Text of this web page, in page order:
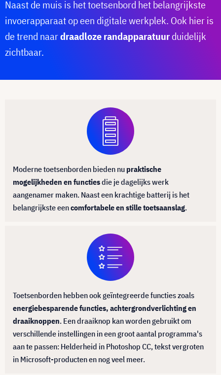
Naast de muis is het toetsenbord het belangrijkste
invoerapparaat op een digitale werkplek. Ook hier is
de trend naardraadloze randapparatuurduidelijk
zichtbaar.
Moderne toetsenborden bieden nu praktische
mogelijkheden en functiesdie je dagelijks werk
aangenamer maken. Naast een krachtige batterij is het
belangrijkste eencomfortabele en stille toetsaanslag.
Toetsenborden hebben ook geïntegreerde functies zoals
energiebesparende functies, achtergrondverlichting en
draaiknoppen. Een draaiknop kan worden gebruikt om
verschillende instellingen in een groot aantal programma's
aan te passen: Helderheid in Photoshop CC, tekst vergroten
in Microsoft-producten en nog veel meer.